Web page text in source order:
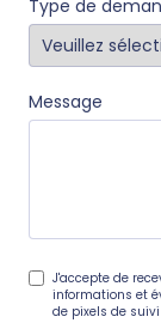
Type de
Message
J'accepte de
informations et
de pixels de